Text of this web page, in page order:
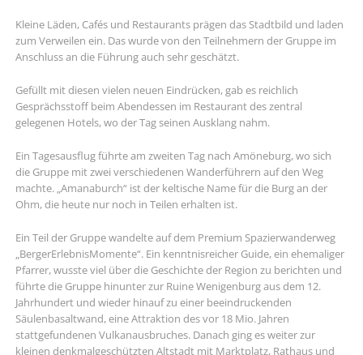
Kleine Läden, Cafés und Restaurants prägen das Stadtbild und laden
zum Verweilen ein. Das wurde von den Teilnehmern der Gruppe im
Anschluss an die Führung auch sehr geschätzt.
Gefüllt mit diesen vielen neuen Eindrücken, gab es reichlich
Gesprächsstoff beim Abendessen im Restaurant des zentral
gelegenen Hotels, wo der Tag seinen Ausklang nahm.
Ein Tagesausflug führte am zweiten Tag nach Amöneburg, wo sich
die Gruppe mit zwei verschiedenen Wanderführern auf den Weg
machte. „Amanaburch“ ist der keltische Name für die Burg an der
Ohm, die heute nur noch in Teilen erhalten ist.
Ein Teil der Gruppe wandelte auf dem Premium Spazierwanderweg
„BergerErlebnisMomente“. Ein kenntnisreicher Guide, ein ehemaliger
Pfarrer, wusste viel über die Geschichte der Region zu berichten und
führte die Gruppe hinunter zur Ruine Wenigenburg aus dem 12.
Jahrhundert und wieder hinauf zu einer beeindruckenden
Säulenbasaltwand, eine Attraktion des vor 18 Mio. Jahren
stattgefundenen Vulkanausbruches. Danach ging es weiter zur
kleinen denkmalgeschützten Altstadt mit Marktplatz, Rathaus und